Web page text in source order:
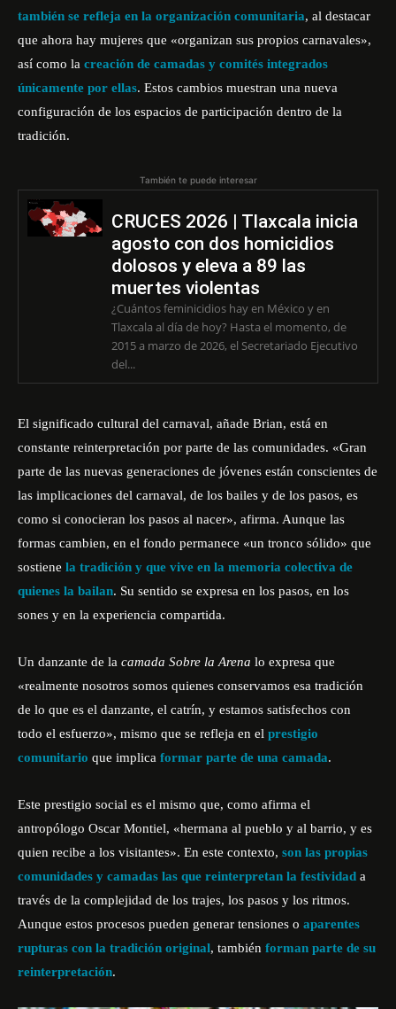
también se refleja en la organización comunitaria, al destacar
que ahora hay mujeres que «organizan sus propios carnavales»,
así como la creación de camadas y comités integrados
únicamente por ellas. Estos cambios muestran una nueva
configuración de los espacios de participación dentro de la
tradición.
También te puede interesar
CRUCES 2026 | Tlaxcala inicia
agosto con dos homicidios
dolosos y eleva a 89 las
muertes violentas
¿Cuántos feminicidios hay en México y en
Tlaxcala al día de hoy? Hasta el momento, de
2015 a marzo de 2026, el Secretariado Ejecutivo
del...
El significado cultural del carnaval, añade Brian, está en
constante reinterpretación por parte de las comunidades. «Gran
parte de las nuevas generaciones de jóvenes están conscientes de
las implicaciones del carnaval, de los bailes y de los pasos, es
como si conocieran los pasos al nacer», afirma. Aunque las
formas cambien, en el fondo permanece «un tronco sólido» que
sostiene la tradición y que vive en la memoria colectiva de
quienes la bailan. Su sentido se expresa en los pasos, en los
sones y en la experiencia compartida.
Un danzante de la camada Sobre la Arena lo expresa que
«realmente nosotros somos quienes conservamos esa tradición
de lo que es el danzante, el catrín, y estamos satisfechos con
todo el esfuerzo», mismo que se refleja en el prestigio
comunitario que implica formar parte de una camada.
Este prestigio social es el mismo que, como afirma el
antropólogo Oscar Montiel, «hermana al pueblo y al barrio, y es
quien recibe a los visitantes». En este contexto, son las propias
comunidades y camadas las que reinterpretan la festividad a
través de la complejidad de los trajes, los pasos y los ritmos.
Aunque estos procesos pueden generar tensiones o aparentes
rupturas con la tradición original, también forman parte de su
reinterpretación.